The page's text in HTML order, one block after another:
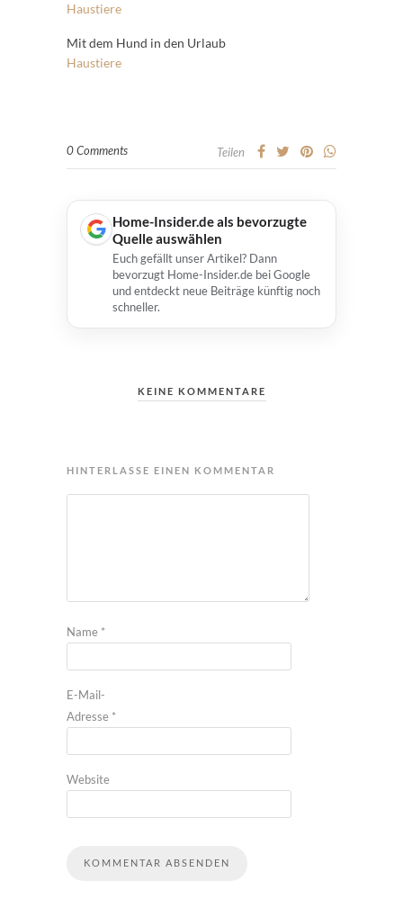
Haustiere
Mit dem Hund in den Urlaub
Haustiere
0 Comments Teilen
Home-Insider.de als bevorzugte
Quelle auswählen
Euch gefällt unser Artikel? Dann
bevorzugt Home-Insider.de bei Google
und entdeckt neue Beiträge künftig noch
schneller.
KEINE KOMMENTARE
HINTERLASSE EINEN KOMMENTAR
Name *
E-Mail-
Adresse *
Website